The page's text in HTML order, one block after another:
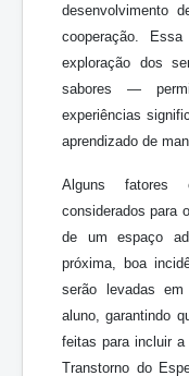
desenvolvimento
cooperação.
exploração dos
sabores —
experiências
aprendizado de
Alguns fatores
considerados para
de um espaço
próxima, boa
serão levadas
aluno, garantindo
feitas para incluir
Transtorno do